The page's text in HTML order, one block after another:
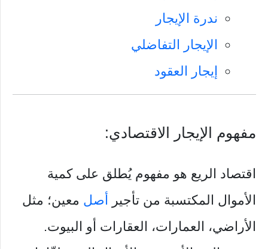
ندرة الإيجار
الإيجار التفاضلي
إيجار العقود
مفهوم الإيجار الاقتصادي:
اقتصاد الريع هو مفهوم يُطلق على كمية
الأموال المكتسبة من تأجير أصل معين؛ مثل
الأراضي، العمارات، العقارات أو البيوت.